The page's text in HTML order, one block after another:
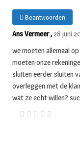
Beantwoorden
Ans Vermeer ,28 juni
we moeten allemaal
moeten onze
sluiten eerder sluiten
overleggen met de
wat ze echt willen?